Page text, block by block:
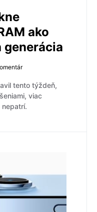
ako
generácia
tento týždeň,
viac
nepatrí.